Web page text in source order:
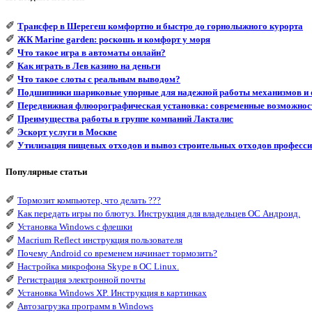
✐ Трансфер в Шерегеш комфортно и быстро до горнолыжного курорта
✐ ЖК Marine garden: роскошь и комфорт у моря
✐ Что такое игра в автоматы онлайн?
✐ Как играть в Лев казино на деньги
✐ Что такое слоты с реальным выводом?
✐ Подшипники шариковые упорные для надежной работы механизмов и
✐ Передвижная флюорографическая установка: современные
✐ Преимущества работы в группе компаний Лакталис
✐ Эскорт услуги в Москве
✐ Утилизация пищевых отходов и вывоз строительных отходов
Популярные статьи
✐ Тормозит компьютер, что делать ???
✐ Как передать игры по блютуз. Инструкция для владельцев ОС Андроид.
✐ Установка Windows с флешки
✐ Macrium Reflect инструкция пользователя
✐ Почему Android со временем начинает тормозить?
✐ Настройка микрофона Skype в ОС Linux.
✐ Регистрация электронной почты
✐ Установка Windows XP. Инструкция в картинках
✐ Автозагрузка программ в Windows